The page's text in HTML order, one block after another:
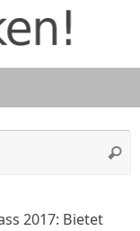
2017: Bietet